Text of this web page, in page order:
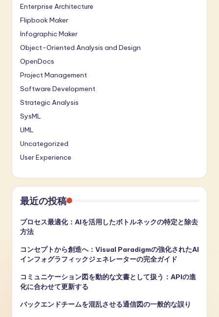
Enterprise Architecture
Flipbook Maker
Infographic Maker
Object-Oriented Analysis and Design
OpenDocs
Project Management
Software Development
Strategic Analysis
SysML
UML
Uncategorized
User Experience
最近の投稿
プロセス最適化：AIを活用したボトルネックの特定と除去
方法
コンセプトから創造へ：Visual Paradigmの強化されたAI
インフォグラフィックジェネレーターの完全ガイド
コミュニケーション図を動的な文書として扱う：APIの進
化に合わせて更新する
バックエンドチームを混乱させる通信図の一般的な誤り